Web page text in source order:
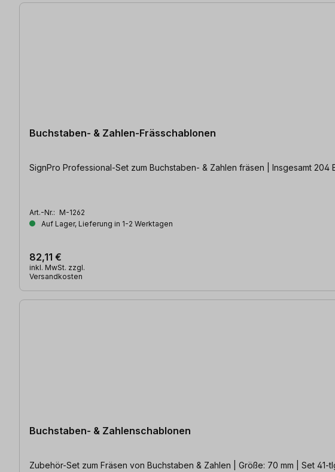
Buchstaben- & Zahlen-Frässchablonen
SignPro Professional-Set zum Buchstaben- & Zahlen fräsen | Insgesamt
Art.-Nr.: M-1262
Auf Lager, Lieferung in 1-2 Werktagen
82,11 €
inkl. MwSt. zzgl.
Versandkosten
Buchstaben- & Zahlenschablonen
Zubehör-Set zum Fräsen von Buchstaben